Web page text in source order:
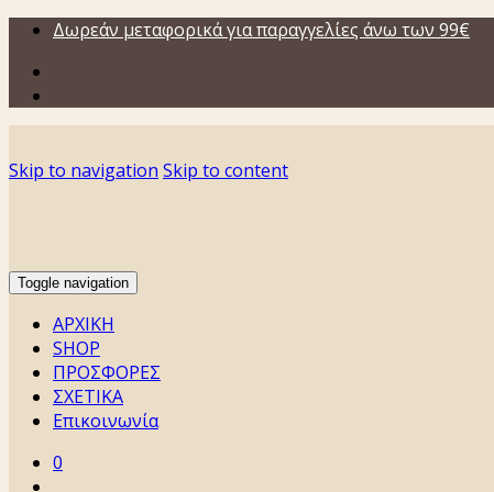
Δωρεάν μεταφορικά για παραγγελίες άνω των 99€
Skip to navigation Skip to content
Toggle navigation
ΑΡΧΙΚΗ
SHOP
ΠΡΟΣΦΟΡΕΣ
ΣΧΕΤΙΚΑ
Επικοινωνία
0